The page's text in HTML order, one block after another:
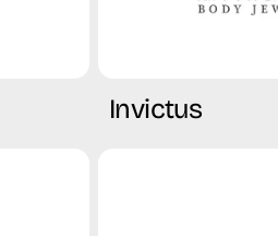
Invictus